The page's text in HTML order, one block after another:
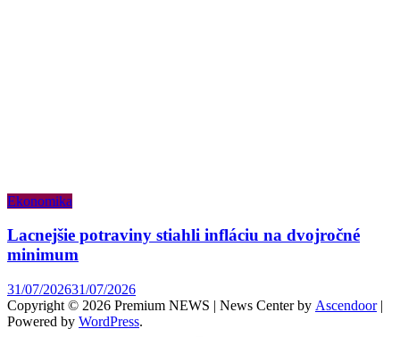
Ekonomika
Lacnejšie potraviny stiahli infláciu na dvojročné
minimum
31/07/202631/07/2026
Copyright © 2026 Premium NEWS | News Center by Ascendoor|
Powered by WordPress.